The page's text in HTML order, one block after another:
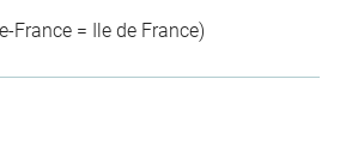
France = Ile de France)